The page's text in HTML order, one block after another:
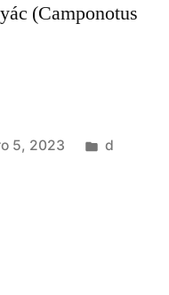
(Camponotus
5, 2023 d